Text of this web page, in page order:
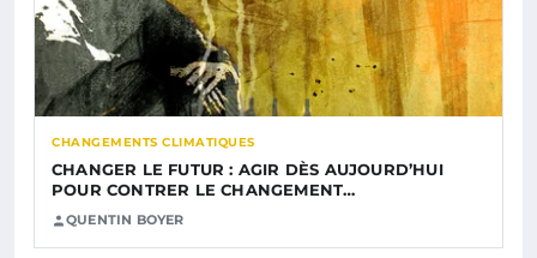
CHANGEMENTS CLIMATIQUES
CHANGER LE FUTUR : AGIR DÈS AUJOURD’HUI
POUR CONTRER LE CHANGEMENT…
QUENTIN BOYER